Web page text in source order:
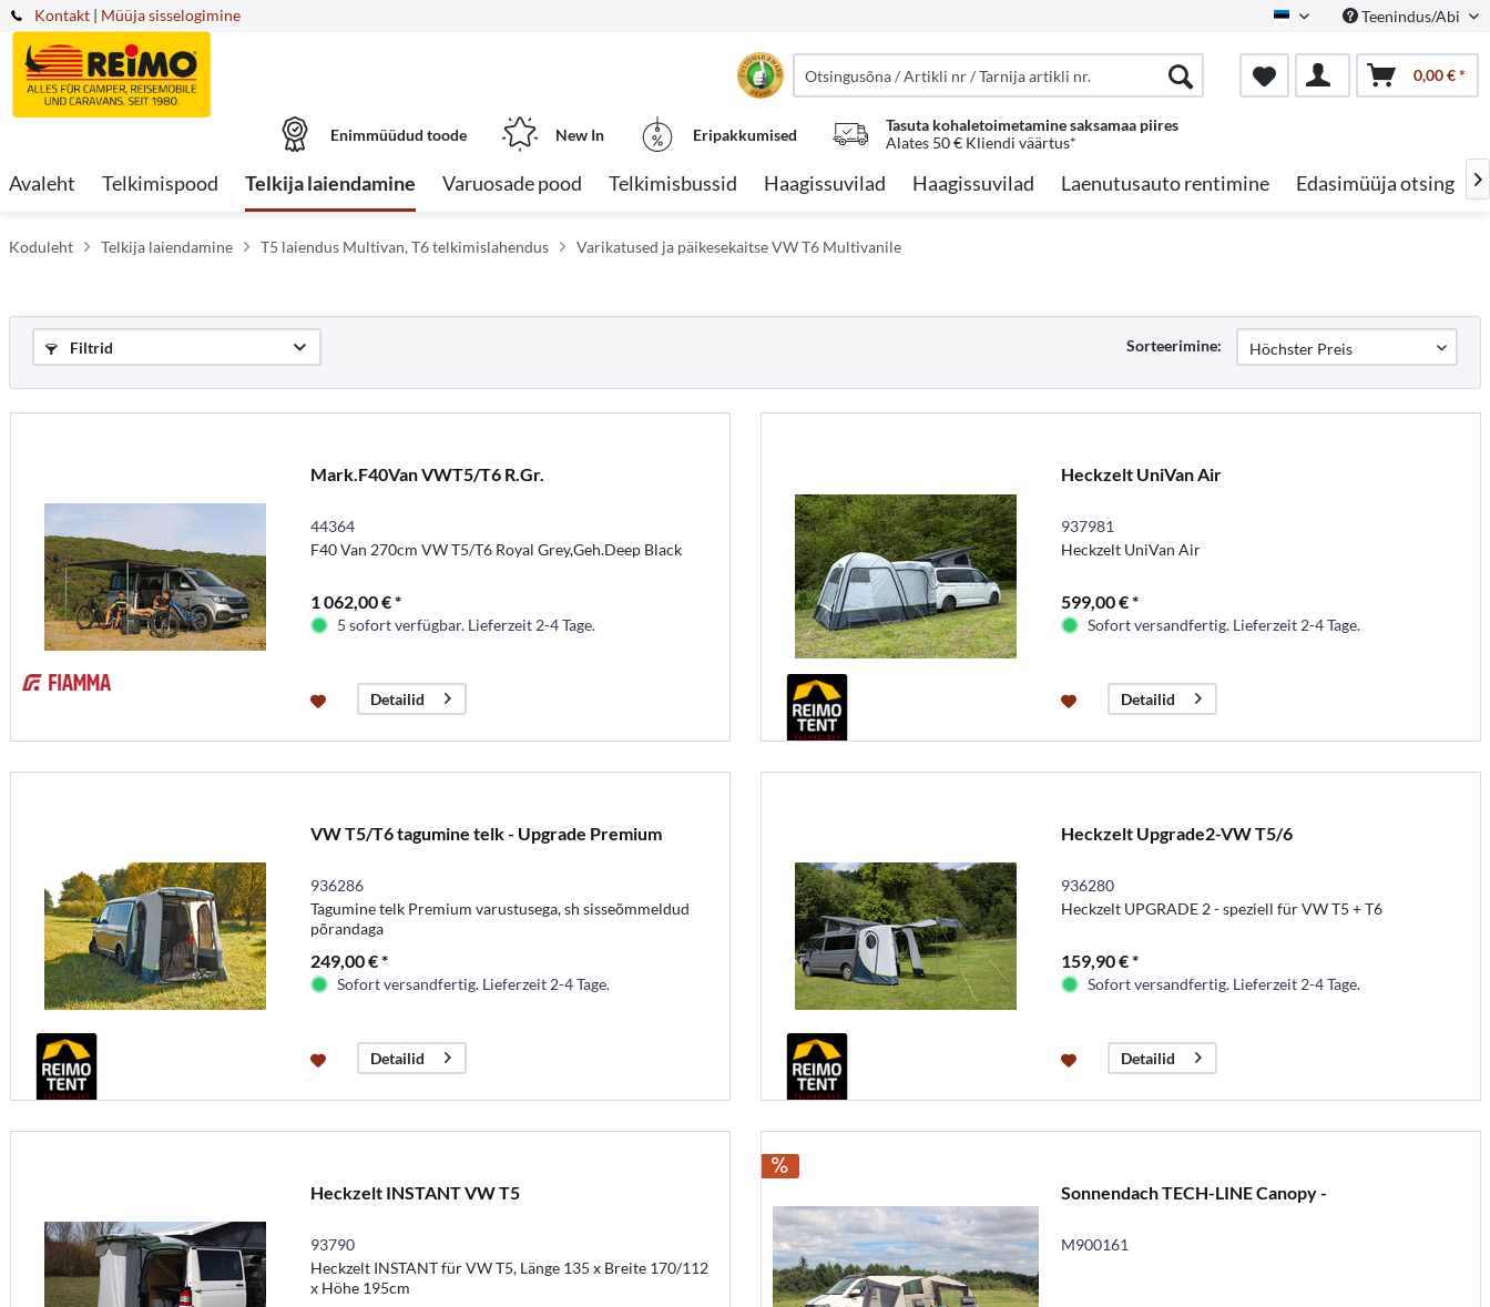
Kontakt Estonian Teenindus/Abi
| Müüja sisselogimine
0,00 € *
Enimmüüdud toode New In Eripakkumised
Tasuta kohaletoimetamine saksamaa piires
Alates 50 € Kliendi väärtus*
Avaleht Telkimispood Telkija laiendamine Varuosade pood Telkimisbussid Haagissuvilad Haagissuvilad Laenutusauto rentimine Edasimüüja otsing 
Koduleht Telkija laiendamine T5 laiendus Multivan, T6 telkimislahendus Varikatused ja päikesekaitse VW T6 Multivanile
Filtrid Sorteerimine:
Mark.F40Van VWT5/T6 R.Gr.
44364
F40 Van 270cm VW T5/T6 Royal Grey,Geh.Deep Black
1 062,00 € *
5 sofort verfügbar. Lieferzeit 2-4 Tage.
Detailid
Heckzelt UniVan Air
937981
Heckzelt UniVan Air
599,00 € *
Sofort versandfertig. Lieferzeit 2-4 Tage.
Detailid
VW T5/T6 tagumine telk - Upgrade Premium
936286
Tagumine telk Premium varustusega, sh sisseõmmeldud
põrandaga
249,00 € *
Sofort versandfertig. Lieferzeit 2-4 Tage.
Detailid
Heckzelt Upgrade2-VW T5/6
936280
Heckzelt UPGRADE 2 - speziell für VW T5 + T6
159,90 € *
Sofort versandfertig. Lieferzeit 2-4 Tage.
Detailid
Heckzelt INSTANT VW T5
93790
Heckzelt INSTANT für VW T5, Länge 135 x Breite 170/112
x Höhe 195cm
Sonnendach TECH-LINE Canopy -
M900161